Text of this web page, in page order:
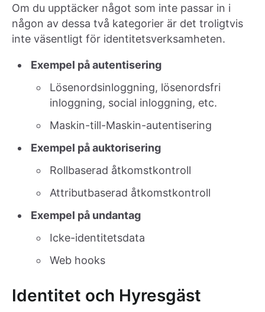
Om du upptäcker något som inte passar in i
någon av dessa två kategorier är det troligtvis
inte väsentligt för identitetsverksamheten.
Exempel på autentisering
Lösenordsinloggning, lösenordsfri
inloggning, social inloggning, etc.
Maskin-till-Maskin-autentisering
Exempel på auktorisering
Rollbaserad åtkomstkontroll
Attributbaserad åtkomstkontroll
Exempel på undantag
Icke-identitetsdata
Web hooks
Identitet och Hyresgäst